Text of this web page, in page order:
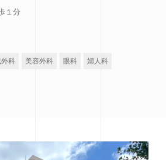
１分
外科 美容外科 眼科 婦人科